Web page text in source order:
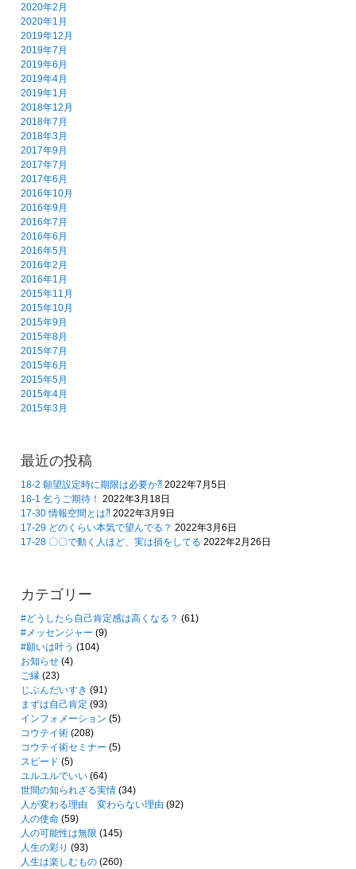
2020年2月
2020年1月
2019年12月
2019年7月
2019年6月
2019年4月
2019年1月
2018年12月
2018年7月
2018年3月
2017年9月
2017年7月
2017年6月
2016年10月
2016年9月
2016年7月
2016年6月
2016年5月
2016年2月
2016年1月
2015年11月
2015年10月
2015年9月
2015年8月
2015年7月
2015年6月
2015年5月
2015年4月
2015年3月
最近の投稿
18-2 願望設定時に期限は必要か⁈ 2022年7月5日
18-1 乞うご期待！ 2022年3月18日
17-30 情報空間とは⁈ 2022年3月9日
17-29 どのくらい本気で望んでる？ 2022年3月6日
17-28 〇〇で動く人ほど、実は損をしてる 2022年2月26日
カテゴリー
#どうしたら自己肯定感は高くなる？ (61)
#メッセンジャー (9)
#願いは叶う (104)
お知らせ (4)
ご縁 (23)
じぶんだいすき (91)
まずは自己肯定 (93)
インフォメーション (5)
コウテイ術 (208)
コウテイ術セミナー (5)
スピード (5)
ユルユルでいい (64)
世間の知られざる実情 (34)
人が変わる理由 変わらない理由 (92)
人の使命 (59)
人の可能性は無限 (145)
人生の彩り (93)
人生は楽しむもの (260)